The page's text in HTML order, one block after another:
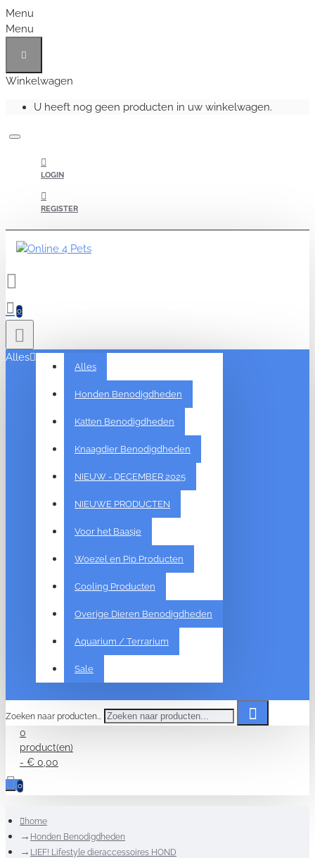
Menu
Menu
Winkelwagen
U heeft nog geen producten in uw winkelwagen.
LOGIN
REGISTER
0
Alles
Alles
Honden Benodigdheden
Katten Benodigdheden
Knaagdier Benodigdheden
NIEUW - DECEMBER 2025
NIEUWE PRODUCTEN
Voor het Baasje
Woezel en Pip Producten
Cooling Producten
Overige Dieren Benodigdheden
Aquarium / Terrarium
Sale
Zoeken naar producten...
0
product(en)
- € 0,00
0
home
Honden Benodigdheden
LIEF! Lifestyle dieraccessoires HOND